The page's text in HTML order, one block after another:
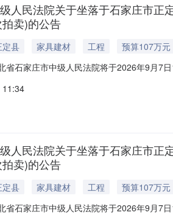
人民法院关于坐落于石家庄市
卖)的公告
定县 家具建材 工程
预算107万元
省石家庄市中级人民法院将于2026年9月7
号，用途：住宅。起拍价：107万元，
人民法院关于坐落于石家庄市
卖)的公告
定县 家具建材 工程
预算107万元
省石家庄市中级人民法院将于2026年9月7